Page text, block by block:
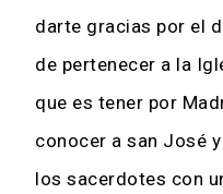
darte gracias por el
de pertenecer a la
que es tener por
conocer a san José
los sacerdotes con